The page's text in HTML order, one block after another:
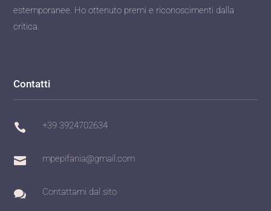
estemporanee. Ho ottenuto premi e riconoscimenti dalla
critica.
Contatti
 +39 3924702634
 mpepifania@gmail.com
 Contattami dal sito